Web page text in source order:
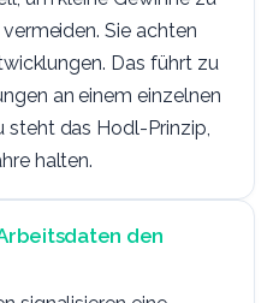
Sie achten
Das führt zu
an einem einzelnen
steht das Hodl-Prinzip,
halten.
den